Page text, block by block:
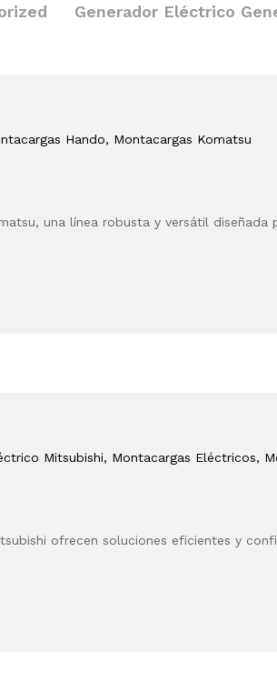
Generador Eléctrico
Hando, Montacargas Komatsu
una línea robusta y versátil diseñada
Mitsubishi, Montacargas Eléctricos,
ofrecen soluciones eficientes y